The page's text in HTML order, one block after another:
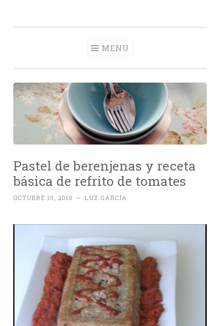
MENU
Pastel de berenjenas y receta
básica de refrito de tomates
OCTUBRE 10, 2010 ~ LUZ GARCÍA